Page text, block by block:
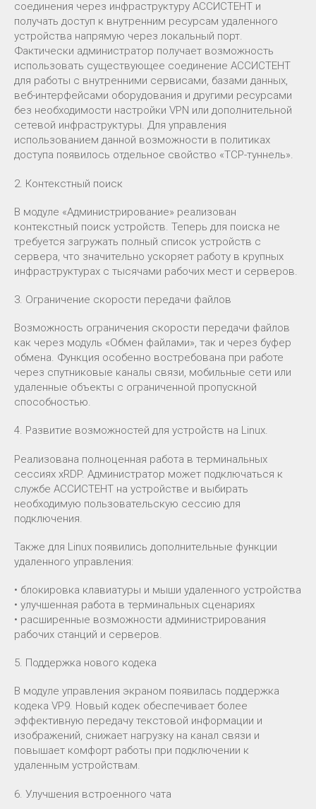
соединения через инфраструктуру АССИСТЕНТ и
получать доступ к внутренним ресурсам удаленного
устройства напрямую через локальный порт.
Фактически администратор получает возможность
использовать существующее соединение АССИСТЕНТ
для работы с внутренними сервисами, базами данных,
веб-интерфейсами оборудования и другими ресурсами
без необходимости настройки VPN или дополнительной
сетевой инфраструктуры. Для управления
использованием данной возможности в политиках
доступа появилось отдельное свойство «TCP-туннель».
2. Контекстный поиск
В модуле «Администрирование» реализован
контекстный поиск устройств. Теперь для поиска не
требуется загружать полный список устройств с
сервера, что значительно ускоряет работу в крупных
инфраструктурах с тысячами рабочих мест и серверов.
3. Ограничение скорости передачи файлов
Возможность ограничения скорости передачи файлов
как через модуль «Обмен файлами», так и через буфер
обмена. Функция особенно востребована при работе
через спутниковые каналы связи, мобильные сети или
удаленные объекты с ограниченной пропускной
способностью.
4. Развитие возможностей для устройств на Linux.
Реализована полноценная работа в терминальных
сессиях xRDP. Администратор может подключаться к
службе АССИСТЕНТ на устройстве и выбирать
необходимую пользовательскую сессию для
подключения.
Также для Linux появились дополнительные функции
удаленного управления:
• блокировка клавиатуры и мыши удаленного устройства
• улучшенная работа в терминальных сценариях
• расширенные возможности администрирования
рабочих станций и серверов.
5. Поддержка нового кодека
В модуле управления экраном появилась поддержка
кодека VP9. Новый кодек обеспечивает более
эффективную передачу текстовой информации и
изображений, снижает нагрузку на канал связи и
повышает комфорт работы при подключении к
удаленным устройствам.
6. Улучшения встроенного чата